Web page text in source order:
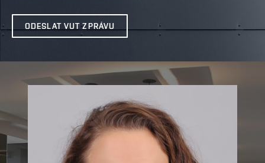
ODESLAT VUT ZPRÁVU